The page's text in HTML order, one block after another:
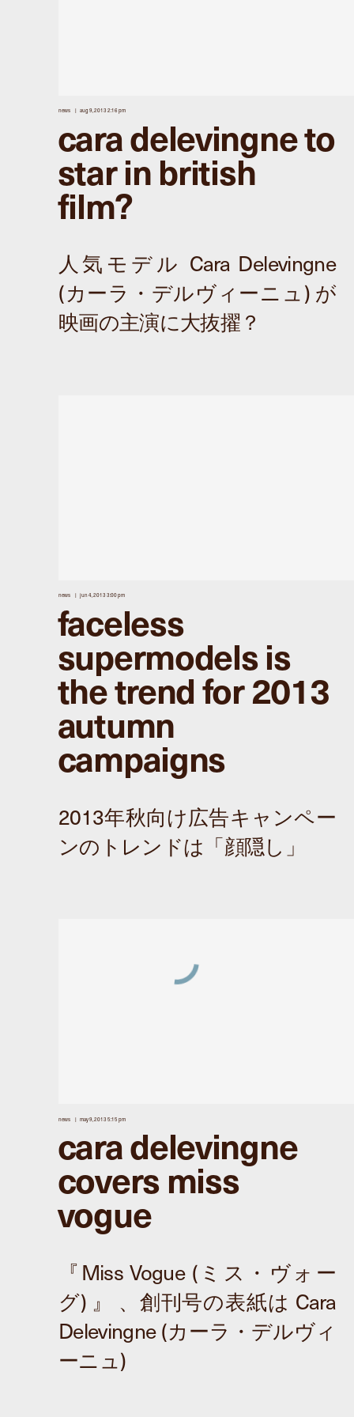
news aug 9, 2013 2:16 pm
cara delevingne to
star in british
film?
news jun 4, 2013 3:00 pm
faceless
supermodels is
the trend for 2013
autumn
campaigns
news may 9, 2013 5:15 pm
cara delevingne
covers miss
vogue